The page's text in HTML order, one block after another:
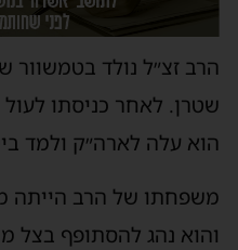
הרב זצ״ל נולד בטמשוור
הוא עלה לארה״ק ולמד
משפחתו של הרב הייתה
והוא נהג להסתופף בצל